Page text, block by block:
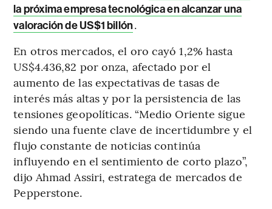
la próxima empresa tecnológica en alcanzar una
valoración de US$1 billón.
En otros mercados, el oro cayó 1,2% hasta
US$4.436,82 por onza, afectado por el
aumento de las expectativas de tasas de
interés más altas y por la persistencia de las
tensiones geopolíticas. “Medio Oriente sigue
siendo una fuente clave de incertidumbre y el
flujo constante de noticias continúa
influyendo en el sentimiento de corto plazo”,
dijo Ahmad Assiri, estratega de mercados de
Pepperstone.